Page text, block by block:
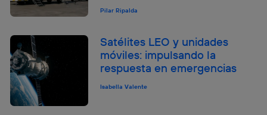
Pilar Ripalda
Satélites LEO y unidades
móviles: impulsando la
respuesta en emergencias
Isabella Valente